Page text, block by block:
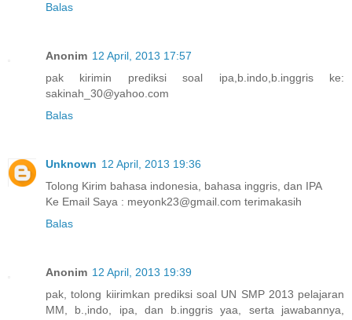
Balas
Anonim 12 April, 2013 17:57
pak kirimin prediksi soal ipa,b.indo,b.inggris ke:
sakinah_30@yahoo.com
Balas
Unknown 12 April, 2013 19:36
Tolong Kirim bahasa indonesia, bahasa inggris, dan IPA
Ke Email Saya : meyonk23@gmail.com terimakasih
Balas
Anonim 12 April, 2013 19:39
pak, tolong kiirimkan prediksi soal UN SMP 2013 pelajaran
MM, b.,indo, ipa, dan b.inggris yaa, serta jawabannya,